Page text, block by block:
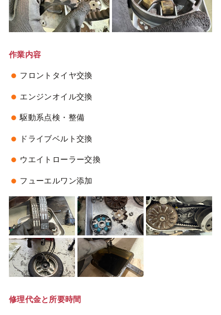
作業内容
フロントタイヤ交換
エンジンオイル交換
駆動系点検・整備
ドライブベルト交換
ウエイトローラー交換
フューエルワン添加
修理代金と所要時間